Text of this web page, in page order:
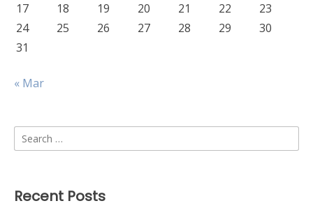
17
18 19 20 21 22
23
24
25 26 27 28 29
30
31
« Mar
Search
for:
Recent Posts